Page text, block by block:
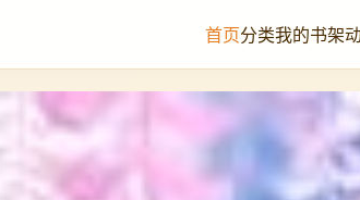
首页分类我的书架